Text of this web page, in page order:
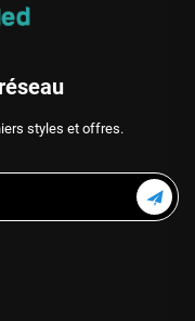
styles et offres.